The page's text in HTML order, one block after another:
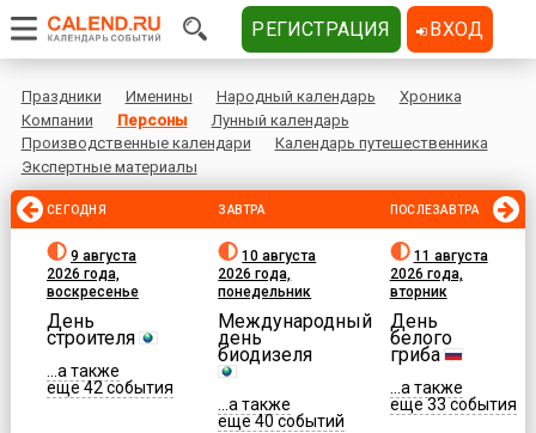
Праздники Именины Народный календарь
Хроника
Компании
Персоны
Лунный календарь
Производственные календари
Календарь путешественника
Экспертные материалы
СЕГОДНЯ
9 августа
2026 года,
воскресенье
День
строителя
...а также
еще 42 события
ЗАВТРА
10 августа
2026 года,
понедельник
Международный
день
биодизеля
...а также
еще 40 событий
ПОСЛЕЗАВТРА
11 августа
2026 года,
вторник
День
белого
гриба
...а также
еще 33 события
РЕГИСТРАЦИЯ ВХОД